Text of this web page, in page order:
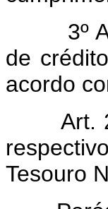
3º As
de
acordo
Art. 2º
Tesouro